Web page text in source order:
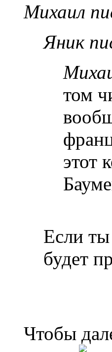
Михаил
Яник
том
этот
Если ты
будет
Чтобы